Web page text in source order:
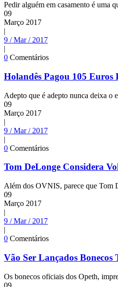
Pedir alguém em casamento é uma
09
Março 2017
|
9 / Mar / 2017
|
0 Comentários
Holandês Pagou 105 Euros
Adepto que é adepto nunca deixa o
09
Março 2017
|
9 / Mar / 2017
|
0 Comentários
Tom DeLonge Considera
Além dos OVNIS, parece que Tom
09
Março 2017
|
9 / Mar / 2017
|
0 Comentários
Vão Ser Lançados
Os bonecos oficiais dos Opeth,
09